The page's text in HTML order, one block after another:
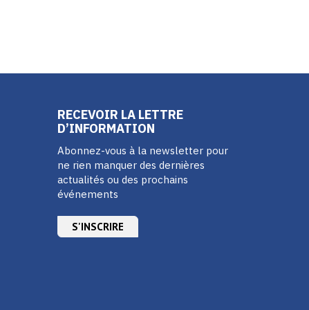
RECEVOIR LA LETTRE
D’INFORMATION
Abonnez-vous à la newsletter pour
ne rien manquer des dernières
actualités ou des prochains
événements
S'INSCRIRE